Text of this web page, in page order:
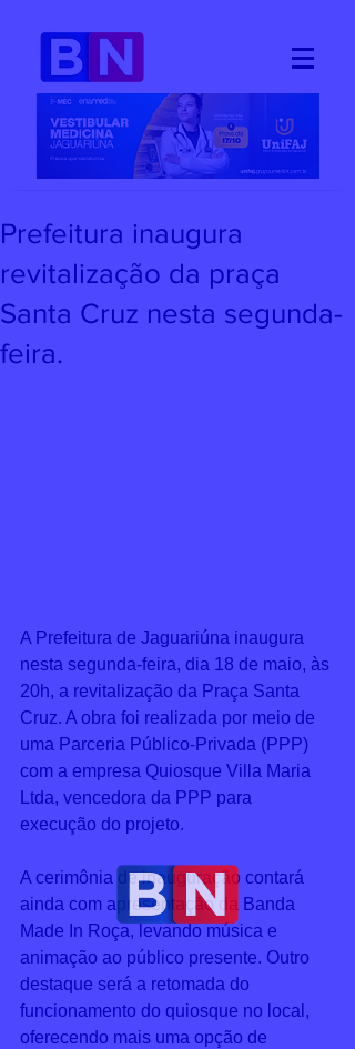
Prefeitura inaugura
revitalização da praça
Santa Cruz nesta segunda-
feira.
A Prefeitura de Jaguariúna inaugura
nesta segunda-feira, dia 18 de maio, às
20h, a revitalização da Praça Santa
Cruz. A obra foi realizada por meio de
uma Parceria Público-Privada (PPP)
com a empresa Quiosque Villa Maria
Ltda, vencedora da PPP para
execução do projeto.
A cerimônia de inauguração contará
ainda com apresentação da Banda
Made In Roça, levando música e
animação ao público presente. Outro
destaque será a retomada do
funcionamento do quiosque no local,
oferecendo mais uma opção de